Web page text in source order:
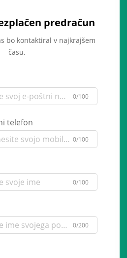
predračun
bo kontaktiral v najkrajšem
času.
0/100
telefon
0/100
0/100
0/200